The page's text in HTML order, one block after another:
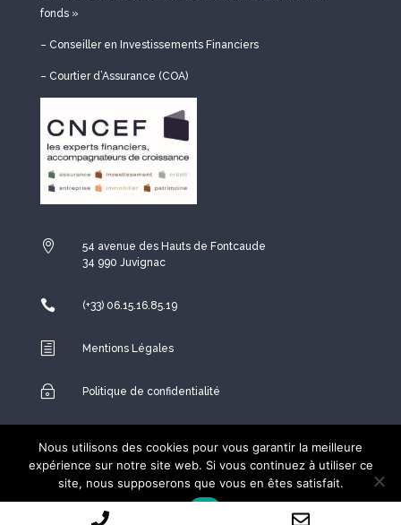
fonds »
– Conseiller en Investissements Financiers
– Courtier d’Assurance (COA)

54 avenue des Hauts de Fontcaude
34 990 Juvignac
 (+33) 06.15.16.85.19
h Mentions Légales
~ Politique de confidentialité
Copyright ©2026Network and Web– Tout droit réservés
Nous utilisons des cookies pour vous garantir la meilleure
expérience sur notre site web. Si vous continuez à utiliser ce
site, nous supposerons que vous en êtes satisfait.